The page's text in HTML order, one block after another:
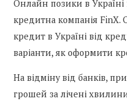
Онлайн позики в
кредитна компанія
кредит в Україні від
варіанти, як оформити
На відміну від банків,
грошей за лічені